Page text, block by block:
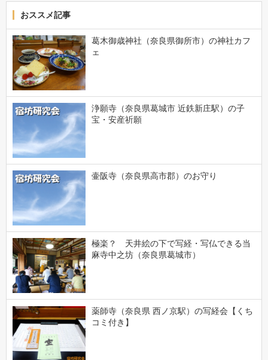
おススメ記事
葛木御歳神社（奈良県御所市）の神社カフ
ェ
浄願寺（奈良県葛城市 近鉄新庄駅）の子
宝・安産祈願
壷阪寺（奈良県高市郡）のお守り
極楽？ 天井絵の下で写経・写仏できる当
麻寺中之坊（奈良県葛城市）
薬師寺（奈良県 西ノ京駅）の写経会【くち
コミ付き】